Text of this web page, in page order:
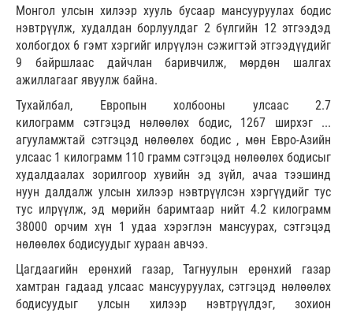
Монгол улсын хилээр хууль бусаар мансууруулах бодис
нэвтрүүлж, худалдан борлуулдаг 2 бүлгийн 12 этгээдэд
холбогдох 6 гэмт хэргийг илрүүлэн сэжигтэй этгээдүүдийг
9 байршлаас дайчлан баривчилж, мөрдөн шалгах
ажиллагааг явуулж байна.
Тухайлбал, Европын холбооны улсаас 2.7
килограмм сэтгэцэд нөлөөлөх бодис, 1267 ширхэг ...
агууламжтай сэтгэцэд нөлөөлөх бодис , мөн Евро-Азийн
улсаас 1 килограмм 110 грамм сэтгэцэд нөлөөлөх бодисыг
худалдаалах зорилгоор хувийн эд зүйл, ачаа тээшинд
нуун далдалж улсын хилээр нэвтрүүлсэн хэргүүдийг тус
тус илрүүлж, эд мөрийн баримтаар нийт 4.2 килограмм
38000 орчим хүн 1 удаа хэрэглэн мансуурах, сэтгэцэд
нөлөөлөх бодисуудыг хураан авчээ.
Цагдаагийн ерөнхий газар, Тагнуулын ерөнхий газар
хамтран гадаад улсаас мансууруулах, сэтгэцэд нөлөөлөх
бодисуудыг улсын хилээр нэвтрүүлдэг, зохион